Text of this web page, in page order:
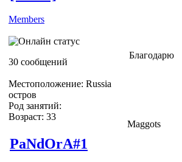
Members
30 сообщений
Местоположение: Russia
остров
Род занятий:
Возраст: 33
Благодарю
Maggots
PaNdOrA#1